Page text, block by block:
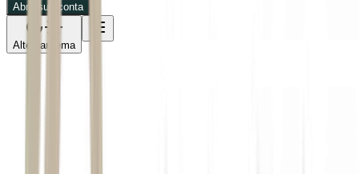
Abra sua conta
Alternar tema